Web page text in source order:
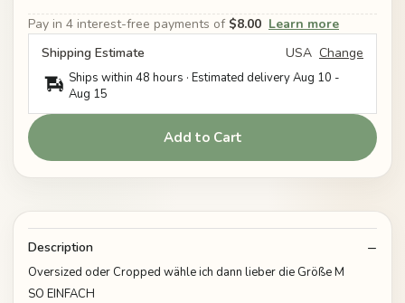
Pay in 4 interest-free payments of $8.00 Learn more
Shipping Estimate
USA Change
Ships within 48 hours · Estimated deliveryAug 10 -
Aug 15
Add to Cart
Description
Oversized oder Cropped wähle ich dann lieber die Größe M
SO EINFACH